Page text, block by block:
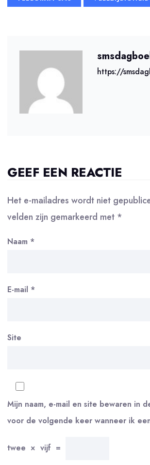
https://
GEEF EEN REACTIE
Het e-mailadres wordt niet
velden zijn gemarkeerd met *
Naam *
E-mail *
Site
Mijn naam, e-mail en site bewaren in
voor de volgende keer wanneer ik
twee × vijf =